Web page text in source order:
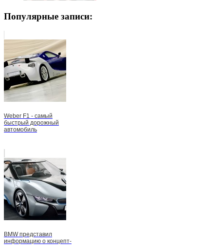
Популярные записи:
Weber F1 - самый
быстрый дорожный
автомобиль
BMW представил
информацию о концепт-